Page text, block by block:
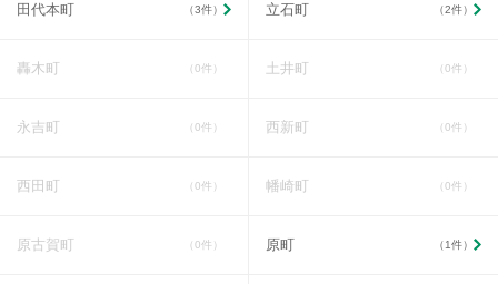
田代本町 （3件） 立石町 （2件）
轟木町 （0件） 土井町 （0件）
永吉町 （0件） 西新町 （0件）
西田町 （0件） 幡崎町 （0件）
原古賀町 （0件） 原町 （1件）